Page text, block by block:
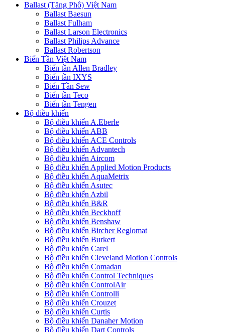
Ballast (Tăng Phô) Việt Nam
Ballast Baesun
Ballast Fulham
Ballast Larson Electronics
Ballast Philips Advance
Ballast Robertson
Biến Tần Việt Nam
Biến tần Allen Bradley
Biến tần IXYS
Biến Tần Sew
Biến tần Teco
Biến tần Tengen
Bộ điều khiển
Bộ điều khiển A.Eberle
Bộ điều khiển ABB
Bộ điều khiển ACE Controls
Bộ điều khiển Advantech
Bộ điều khiển Aircom
Bộ điều khiển Applied Motion Products
Bộ điều khiển AquaMetrix
Bộ điều khiển Asutec
Bộ điều khiển Azbil
Bộ điều khiển B&R
Bộ điều khiển Beckhoff
Bộ điều khiển Benshaw
Bộ điều khiển Bircher Reglomat
Bộ điều khiển Burkert
Bộ điều khiển Carel
Bộ điều khiển Cleveland Motion Controls
Bộ điều khiển Comadan
Bộ điều khiển Control Techniques
Bộ điều khiển ControlAir
Bộ điều khiển Controlli
Bộ điều khiển Crouzet
Bộ điều khiển Curtis
Bộ điều khiển Danaher Motion
Bộ điều khiển Dart Controls